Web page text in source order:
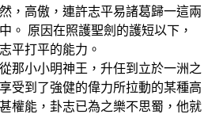
，高傲，連許志平易諸葛歸一這兩
。 原因在照護聖劍的護短以下，
平打平的能力。
那小小明神王，升任到立於一洲之
受到了強健的偉力所拉動的某種高
權能，卦志已為之樂不思蜀，他就